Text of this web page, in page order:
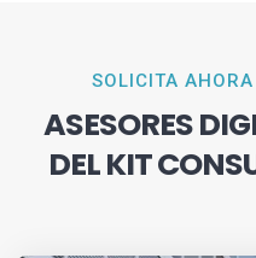
SOLICITA
ASESORES
DEL KIT